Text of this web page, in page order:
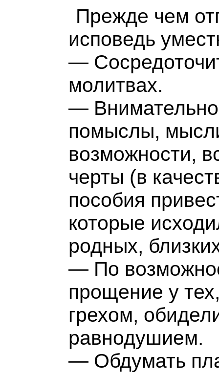
Прежде чем
исповедь
—
молитвах.
— Внимательно
помыслы,
возможности,
черты (в
пособия
которые
родных,
— По
прощение у
грехом,
равнодушием.
— Обдумать